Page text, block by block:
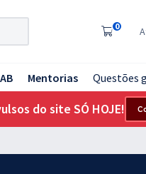
0
Mentorias Questões
do site SÓ HOJE!